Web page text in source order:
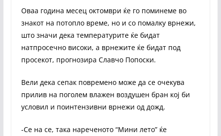
Оваа година месец октомври ќе го поминеме во
знакот на потопло време, но и со помалку врнежи,
што значи дека температурите ќе бидат
натпросечно високи, а врнежите ќе бидат под
просекот, прогнозира Славчо Попоски.
Вели дека сепак повремено може да се очекува
прилив на поголем влажен воздушен бран кој би
условил и поинтензивни врнежи од дожд.
-Се на се, така нареченото “Мини лето” ќе